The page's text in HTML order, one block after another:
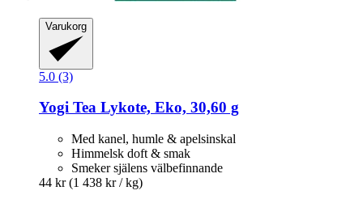
Varukorg
5.0 (3)
Yogi Tea Lykote, Eko, 30,60 g
Med kanel, humle & apelsinskal
Himmelsk doft & smak
Smeker själens välbefinnande
44 kr (1 438 kr / kg)